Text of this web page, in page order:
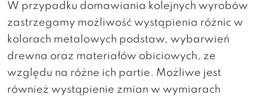
W przypadku domawiania kolejnych wyrobów
zastrzegamy możliwość wystąpienia różnic w
kolorach metalowych podstaw, wybarwień
drewna oraz materiałów obiciowych, ze
względu na różne ich partie. Możliwe jest
również wystąpienie zmian w wymiarach